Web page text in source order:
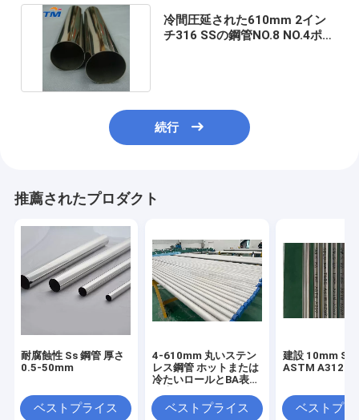
冷間圧延された610mm 2イン
チ316 SSの鋼管NO.8 NO.4ポー
続行
推薦されたプロダクト
耐腐蝕性 Ss 鋼管 厚さ
0.5-50mm
ベストプライス
4-610mm 丸いステン
レス鋼管 ホットまたは
冷たいロールとBA表面
ベストプライス
建設 10mm Ss
ASTM A312 標
ベストプラ